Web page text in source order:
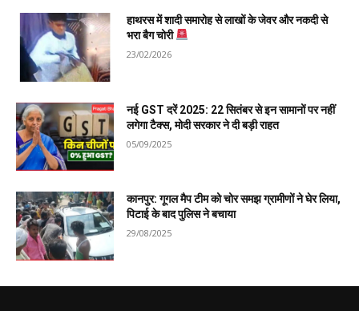
हाथरस में शादी समारोह से लाखों के जेवर और नकदी से
भरा बैग चोरी
23/02/2026
नई GST दरें 2025: 22 सितंबर से इन सामानों पर नहीं
लगेगा टैक्स, मोदी सरकार ने दी बड़ी राहत
05/09/2025
कानपुर: गूगल मैप टीम को चोर समझ ग्रामीणों ने घेर लिया,
पिटाई के बाद पुलिस ने बचाया
29/08/2025